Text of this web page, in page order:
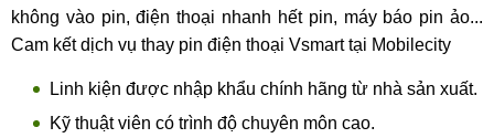
không vào pin, điện thoại nhanh hết pin, máy báo pin ảo...
Cam kết dịch vụ thay pin điện thoại Vsmart tại Mobilecity
Linh kiện được nhập khẩu chính hãng từ nhà sản xuất.
Kỹ thuật viên có trình độ chuyên môn cao.